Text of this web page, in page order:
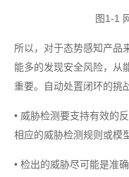
图1-1
所以，对于态势感知产品
能多的发现安全风险，从
重要。自动处置闭环的挑
• 威胁检测要支持有效的
相应的威胁检测规则或模
• 检出的威胁尽可能是准